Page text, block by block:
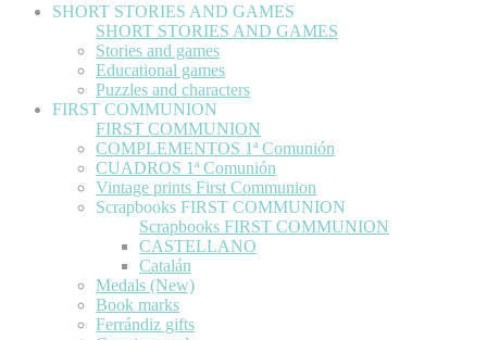
SHORT STORIES AND GAMES
SHORT STORIES AND GAMES
Stories and games
Educational games
Puzzles and characters
FIRST COMMUNION
FIRST COMMUNION
COMPLEMENTOS 1ª Comunión
CUADROS 1ª Comunión
Vintage prints First Communion
Scrapbooks FIRST COMMUNION
Scrapbooks FIRST COMMUNION
CASTELLANO
Catalán
Medals (New)
Book marks
Ferrándiz gifts